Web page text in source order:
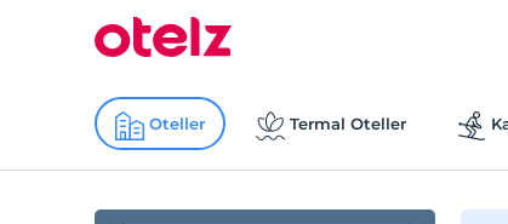
Oteller Termal Oteller